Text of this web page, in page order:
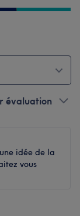
évaluation
idée de la
vous